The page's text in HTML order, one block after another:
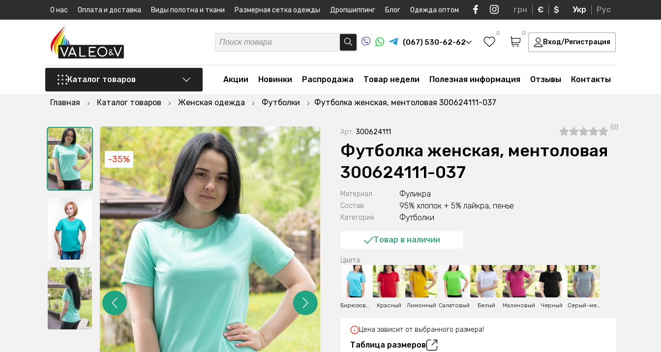
О нас Оплата и доставка Виды полотна и ткани Размерная сетка одежды Дропшиппинг Блог Одежда оптом грн € $ Укр Рус
(067) 530-62-62
0 0
Вход/Регистрация
Каталог товаров Акции Новинки Распродажа Товар недели Полезная информация Отзывы Контакты
Главная Каталог товаров Женская одежда Футболки Футболка женская, ментоловая 300624111-037
-35%
Арт. 300624111
(0)
Футболка женская, ментоловая
300624111-037
Материал Фуликра
Состав 95% хлопок + 5% лайкра, пенье
Категория: Футболки
Товар в наличии
Цвета:
Бирюзовый Красный Лимонный Салатовый Белый Малиновый Черный Серый-меланж
Цена зависит от выбранного размера!
Таблица размеров